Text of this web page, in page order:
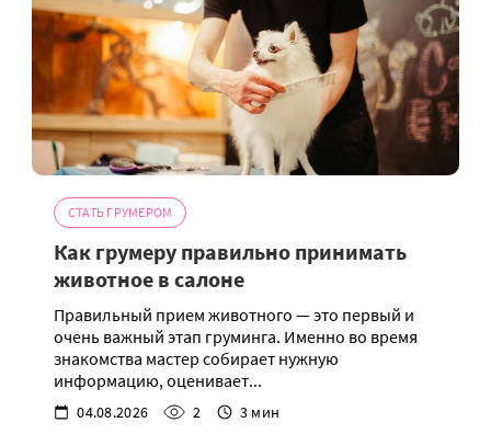
СТАТЬ ГРУМЕРОМ
Как грумеру правильно принимать
животное в салоне
Правильный прием животного — это первый и
очень важный этап груминга. Именно во время
знакомства мастер собирает нужную
информацию, оценивает...
04.08.2026 2 3 мин